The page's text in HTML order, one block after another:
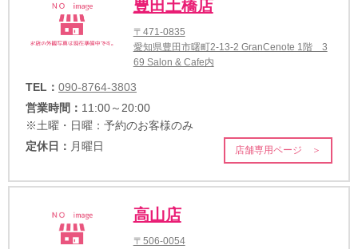
豊田土橋店
〒471-0835
愛知県豊田市曙町2-13-2 GranCenote 1階 3
69 Salon & Cafe内
TEL： 090-8764-3803
営業時間： 11:00～20:00
※土曜・日曜：予約のお客様のみ
定休日： 月曜日 店舗専用ページ ＞
高山店
〒506-0054